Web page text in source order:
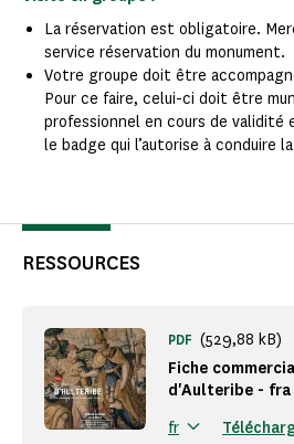
La réservation est obligatoire.
service réservation du monument.
Votre groupe doit être
Pour ce faire, celui-ci doit être
professionnel en cours de validité
le badge qui l’autorise à conduire
RESSOURCES
Fiche
d'Aulteribe - fra
PDF (529,88 kB)
fr